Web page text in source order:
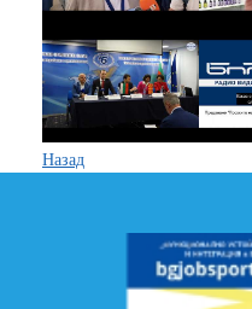
Назад